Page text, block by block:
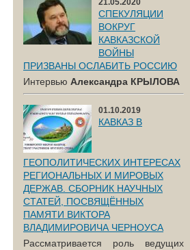
21.05.2020
СПЕКУЛЯЦИИ
ВОКРУГ
КАВКАЗСКОЙ
ВОЙНЫ
ПРИЗВАНЫ ОСЛАБИТЬ РОССИЮ
Интервью Александра КРЫЛОВА
01.10.2019
КАВКАЗ В
ГЕОПОЛИТИЧЕСКИХ ИНТЕРЕСАХ
РЕГИОНАЛЬНЫХ И МИРОВЫХ
ДЕРЖАВ. СБОРНИК НАУЧНЫХ
СТАТЕЙ, ПОСВЯЩЁННЫХ
ПАМЯТИ ВИКТОРА
ВЛАДИМИРОВИЧА ЧЕРНОУСА
Рассматривается роль ведущих